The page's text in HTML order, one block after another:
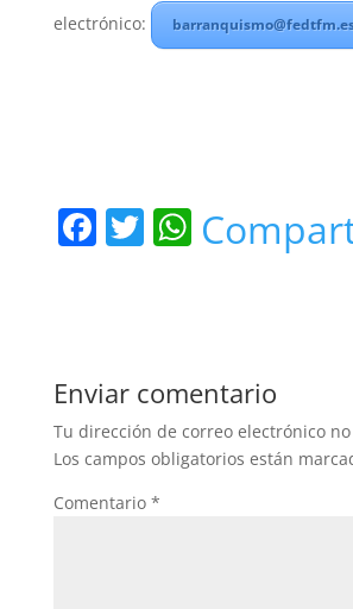
electrónico:
F
b
o
o
k
T W
A
p
p
Enviar comentario
Tu dirección de correo electrónico
Los campos obligatorios están
Comentario *